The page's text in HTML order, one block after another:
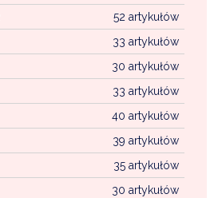
52 artykułów
33 artykułów
30 artykułów
33 artykułów
40 artykułów
39 artykułów
35 artykułów
30 artykułów